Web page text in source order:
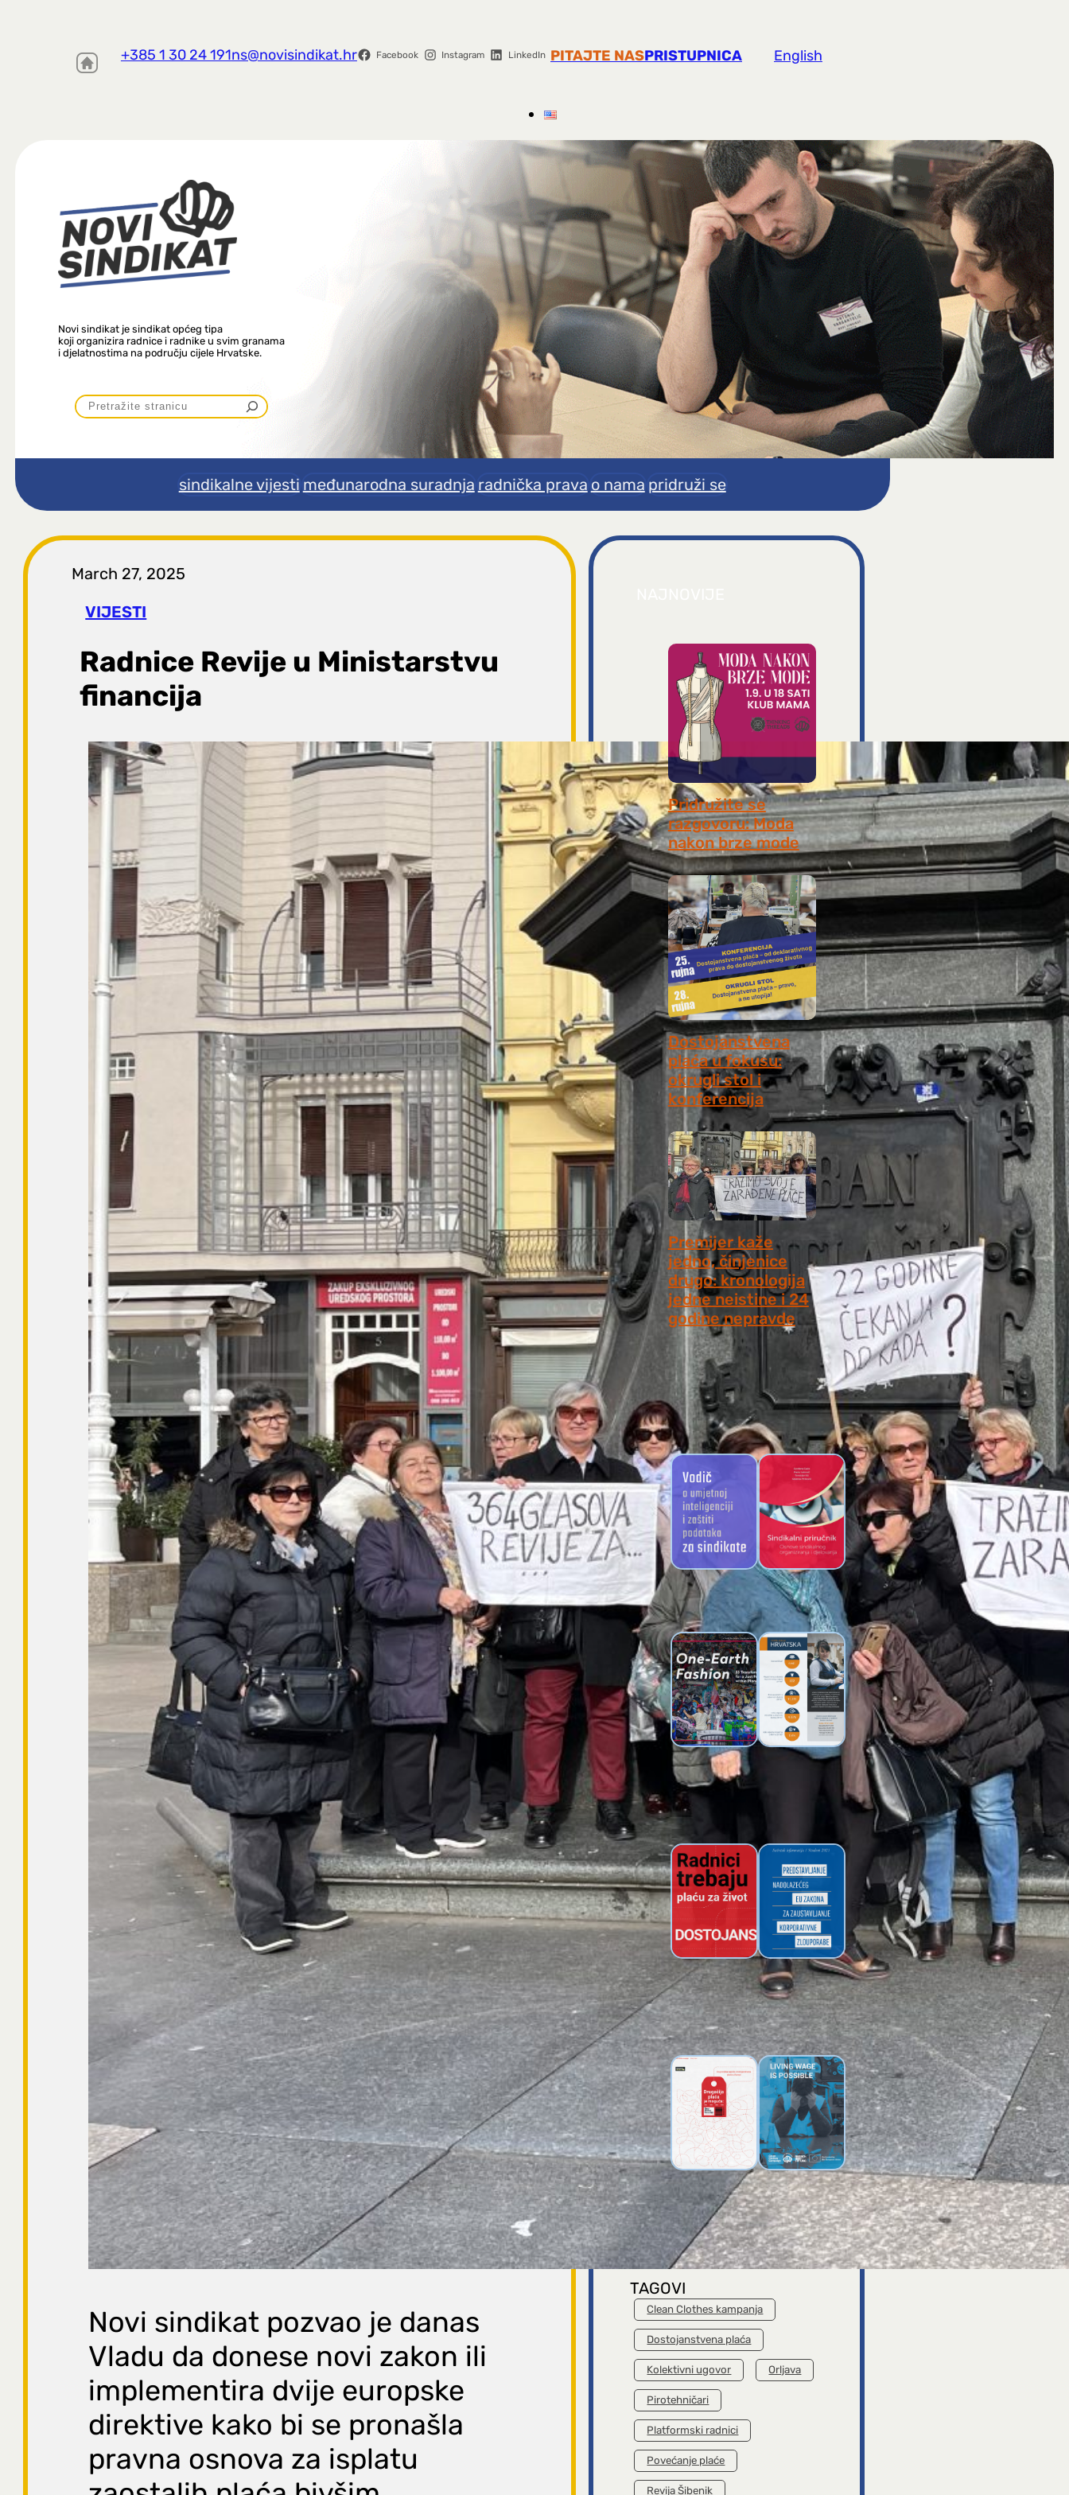
+385 1 30 24 191ns@novisindikat.hr Facebook Instagram LinkedIn PITAJTE NASPRISTUPNICA English
Novi sindikat je sindikat općeg tipa
koji organizira radnice i radnike u svim granama
i djelatnostima na području cijele Hrvatske.
P
r
t
r
a
g
a
sindikalne vijesti međunarodna suradnja radnička prava o nama pridruži se
March 27, 2025
VIJESTI
Radnice Revije u Ministarstvu
financija
Novi sindikat pozvao je danas
Vladu da donese novi zakon ili
implementira dvije europske
direktive kako bi se pronašla
pravna osnova za isplatu
Pridružite se
razgovoru: Moda
nakon brze mode
July 31, 2026
Dostojanstvena
plaća u fokusu:
okrugli stol i
konferencija
July 28, 2026
Premijer kaže
jedno, činjenice
drugo: kronologija
jedne neistine i 24
godine nepravde
July 9, 2026
PRIRUČNICI
Vodič o umjetnoj
inteligenciji za
sindikate
Sindikalni
priručnik Novog
sindikata
Imamo jednu
zemlju – Brošura
o pravednoj
tranziciji
Brošura o
Info letak: Radnici
trebaju
dostojanstvenu
plaću
O prijedlogu EU
zakona za
zaustavljanje
korporativne
odgovornosti
Drugačija plaća je
moguća – brošura
Clean Clothes
kampanje o
dostojanstvenoj
plaći
Dostojanstvena
plaća je moguća –
brošura s
izjavama aktera
koji se zalažu za
dostojanstvenu
plaću
TAGOVI
Clean Clothes kampanja
Dostojanstvena plaća
Kolektivni ugovor Orljava
Pirotehničari
Platformski radnici
Povećanje plaće
Revija Šibenik